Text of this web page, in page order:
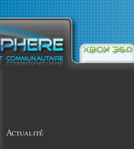
Actualité